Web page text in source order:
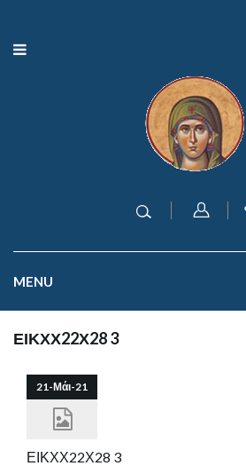
MENU
ΕΙΚΧΧ22Χ28 3
21-Μάι-21
ΕΙΚΧΧ22Χ28 3